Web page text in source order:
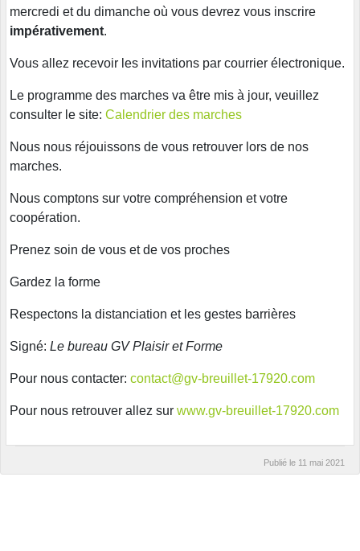
mercredi et du dimanche où vous devrez vous inscrire
impérativement.
Vous allez recevoir les invitations par courrier électronique.
Le programme des marches va être mis à jour, veuillez
consulter le site: Calendrier des marches
Nous nous réjouissons de vous retrouver lors de nos
marches.
Nous comptons sur votre compréhension et votre
coopération.
Prenez soin de vous et de vos proches
Gardez la forme
Respectons la distanciation et les gestes barrières
Signé: Le bureau GV Plaisir et Forme
Pour nous contacter: contact@gv-breuillet-17920.com
Pour nous retrouver allez sur www.gv-breuillet-17920.com
Publié le 11 mai 2021